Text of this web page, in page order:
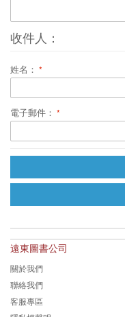
收件人：
姓名：
電子郵件：
遠東圖書公司
關於我們
聯絡我們
客服專區